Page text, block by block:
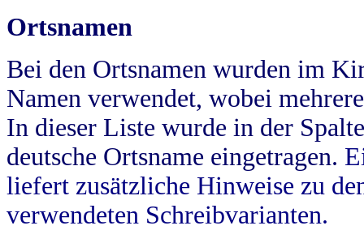
Ortsnamen
Bei den Ortsnamen wurden im
Namen verwendet, wobei
In dieser Liste wurde in der
deutsche Ortsname eingetragen.
liefert zusätzliche Hinweise zu
verwendeten Schreibvarianten.